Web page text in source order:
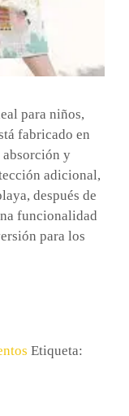
para niños,
fabricado en
absorción y
adicional,
después de
funcionalidad
para los
Etiqueta: